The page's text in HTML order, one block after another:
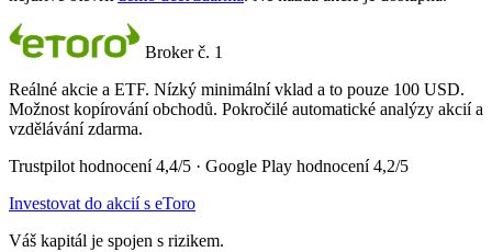
Broker č. 1
Reálné akcie a ETF. Nízký minimální vklad a to pouze 100 USD.
Možnost kopírování obchodů. Pokročilé automatické analýzy akcií a
vzdělávání zdarma.
Trustpilot hodnocení 4,4/5 · Google Play hodnocení 4,2/5
Investovat do akcií s eToro
Váš kapitál je spojen s rizikem.